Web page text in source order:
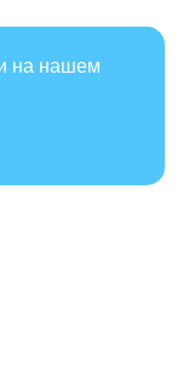
на нашем